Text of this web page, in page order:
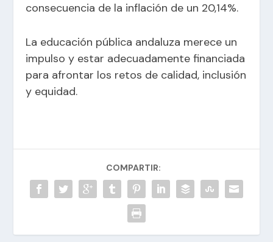
consecuencia de la inflación de un 20,14%.
La educación pública andaluza merece un
impulso y estar adecuadamente financiada
para afrontar los retos de calidad, inclusión
y equidad.
COMPARTIR: